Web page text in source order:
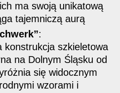
ma swoją unikatową
tajemniczą aurą
:
konstrukcja szkieletowa
na Dolnym Śląsku od
się widocznym
wzorami i